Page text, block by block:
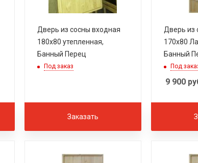
Дверь из сосны входная
180х80 утепленная,
Банный Перец
Под заказ
Заказать
Дверь из
170х80
Банный
Под
9 900